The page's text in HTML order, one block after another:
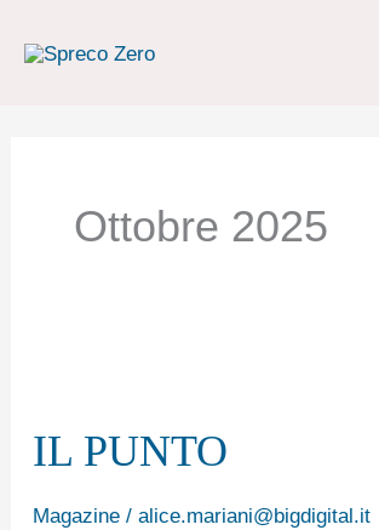
Ottobre 2025
IL PUNTO
Magazine/ alice.mariani@bigdigital.it